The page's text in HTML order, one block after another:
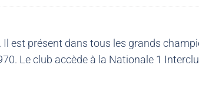
est présent dans tous les grands
Le club accède à la Nationale 1